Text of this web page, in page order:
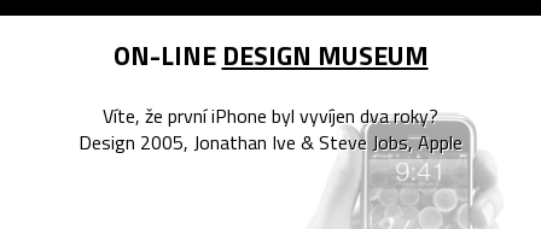
ON-LINE DESIGN MUSEUM
Víte, že první iPhone byl vyvíjen dva roky?
Design 2005, Jonathan Ive & Steve Jobs, Apple